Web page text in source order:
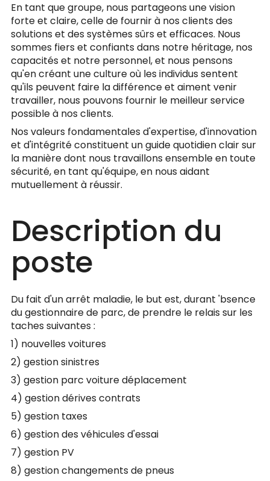
En tant que groupe, nous partageons une vision
forte et claire, celle de fournir à nos clients des
solutions et des systèmes sûrs et efficaces. Nous
sommes fiers et confiants dans notre héritage, nos
capacités et notre personnel, et nous pensons
qu'en créant une culture où les individus sentent
qu'ils peuvent faire la différence et aiment venir
travailler, nous pouvons fournir le meilleur service
possible à nos clients.
Nos valeurs fondamentales d'expertise, d'innovation
et d'intégrité constituent un guide quotidien clair sur
la manière dont nous travaillons ensemble en toute
sécurité, en tant qu'équipe, en nous aidant
mutuellement à réussir.
Description du
poste
Du fait d'un arrêt maladie, le but est, durant 'bsence
du gestionnaire de parc, de prendre le relais sur les
taches suivantes :
1) nouvelles voitures
2) gestion sinistres
3) gestion parc voiture déplacement
4) gestion dérives contrats
5) gestion taxes
6) gestion des véhicules d'essai
7) gestion PV
8) gestion changements de pneus